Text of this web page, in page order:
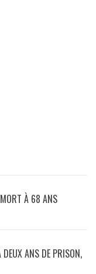
MORT À 68 ANS
ANS DE PRISON,